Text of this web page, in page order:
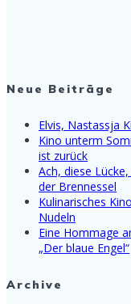
Neue Beiträge
Elvis, Nastassja
Kino unterm
ist zurück
Ach, diese
der Brennessel
Kulinarisches
Nudeln
Eine Hommage
„Der blaue Engel“
Archive